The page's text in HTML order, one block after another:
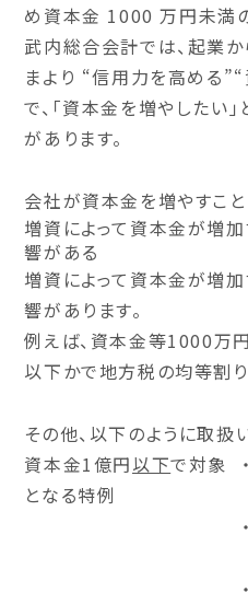
め資本金 1000 万円未満
武内総合会計では、 起業
まより “信用力を高める
で、「資本金を増やしたい
があります。
会社が資本金を増やすこと
増資によって資本金が増
響がある
増資によって資本金が増
響があります。
例えば、資本金等1000万
以下かで地方税の均等割り
その他、以下のように取扱
資本金1億円以下で対象
となる特例